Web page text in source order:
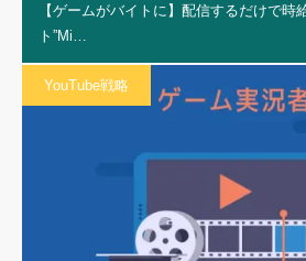
【ゲームがバイトに】配信するだけで時
ト”Mi…
YouTube戦略